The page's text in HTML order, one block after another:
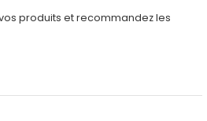
produits et recommandez les